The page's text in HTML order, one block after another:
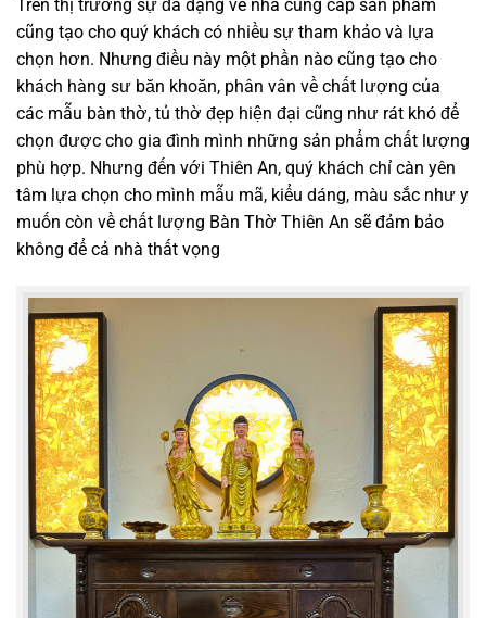
Trên thị trường sự đa dạng về nhà cung cấp sản phẩm
cũng tạo cho quý khách có nhiều sự tham khảo và lựa
chọn hơn. Nhưng điều này một phần nào cũng tạo cho
khách hàng sư băn khoăn, phân vân về chất lượng của
các mẫu bàn thờ, tủ thờ đẹp hiện đại cũng như rát khó để
chọn được cho gia đình mình những sản phẩm chất lượng
phù hợp. Nhưng đến với Thiên An, quý khách chỉ càn yên
tâm lựa chọn cho mình mẫu mã, kiểu dáng, màu sắc như y
muốn còn về chất lượng Bàn Thờ Thiên An sẽ đảm bảo
không để cả nhà thất vọng